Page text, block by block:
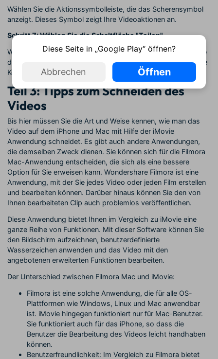
Wählen Sie die Aktionssymbolleiste, die das Scherensymbol
anzeigt. Dieses Symbol zeigt Ihre Videoaktionen an.
Schritt 7: Wählen Sie die Schaltfläche "Teilen"
Wenn Sie nun auf die Schaltfläche "Teilen" klicken, können Sie
den Teil des Videos ausschneiden, in dem der weiße vertikale
Kopf platziert wurde.
Teil 3: Tipps zum Schneiden des
Videos
Bis hier müssen Sie die Art und Weise kennen, wie man das
Video auf dem iPhone und Mac mit Hilfe der iMovie
Anwendung schneidet. Es gibt auch andere Anwendungen,
die demselben Zweck dienen. Sie können sich für die Filmora
Mac-Anwendung entscheiden, die sich als eine bessere
Option für Sie erweisen kann. Wondershare Filmora ist eine
Anwendung, mit der Sie jedes Video oder jeden Film erstellen
und bearbeiten können. Darüber hinaus können Sie den von
Ihnen bearbeiteten Clip auch problemlos veröffentlichen.
Diese Anwendung bietet Ihnen im Vergleich zu iMovie eine
ganze Reihe von Funktionen. Mit dieser Software können Sie
den Bildschirm aufzeichnen, benutzerdefinierte
Wasserzeichen anwenden und das Video mit den
angebotenen erweiterten Funktionen bearbeiten.
Der Unterschied zwischen Filmora Mac und iMovie:
Filmora ist eine solche Anwendung, die für alle OS-
Plattformen wie Windows, Linux und Mac anwendbar
ist. iMovie hingegen funktioniert nur für Mac-Benutzer.
Sie funktioniert auch für das iPhone, so dass die
Benutzer die Bearbeitung des Videos leicht handhaben
können.
Benutzerfreundlichkeit: Im Vergleich zu Filmora bietet
Diese Seite in „Google Play“ öffnen?
Abbrechen Öffnen